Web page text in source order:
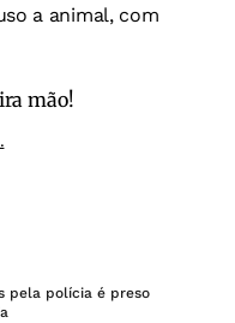
a animal, com
mão!
pela polícia é preso